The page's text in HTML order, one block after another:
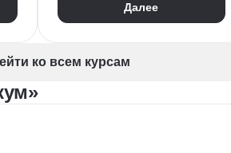
Юнит-экономика
Далее
ко всем курсам